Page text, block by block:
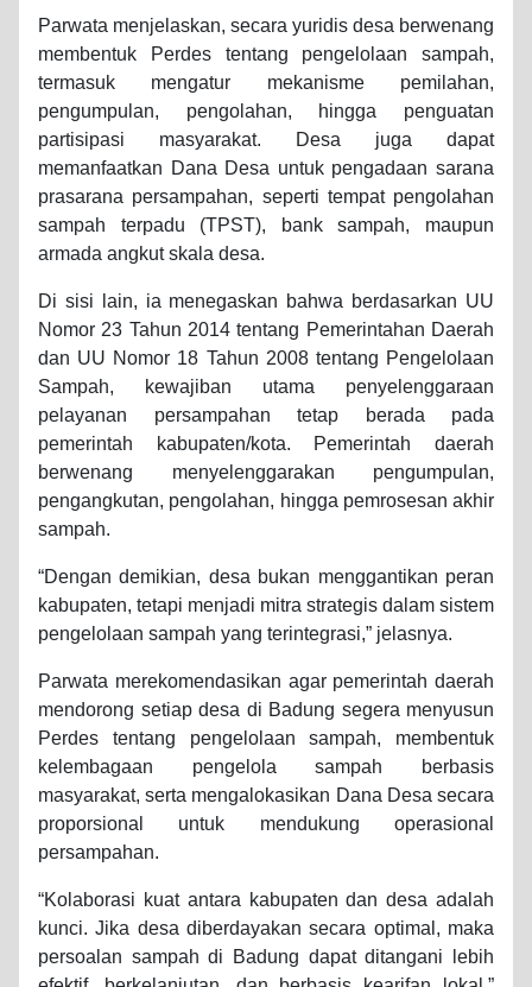
Parwata menjelaskan, secara yuridis desa berwenang
membentuk Perdes tentang pengelolaan sampah,
termasuk mengatur mekanisme pemilahan,
pengumpulan, pengolahan, hingga penguatan
partisipasi masyarakat. Desa juga dapat
memanfaatkan Dana Desa untuk pengadaan sarana
prasarana persampahan, seperti tempat pengolahan
sampah terpadu (TPST), bank sampah, maupun
armada angkut skala desa.
Di sisi lain, ia menegaskan bahwa berdasarkan UU
Nomor 23 Tahun 2014 tentang Pemerintahan Daerah
dan UU Nomor 18 Tahun 2008 tentang Pengelolaan
Sampah, kewajiban utama penyelenggaraan
pelayanan persampahan tetap berada pada
pemerintah kabupaten/kota. Pemerintah daerah
berwenang menyelenggarakan pengumpulan,
pengangkutan, pengolahan, hingga pemrosesan akhir
sampah.
“Dengan demikian, desa bukan menggantikan peran
kabupaten, tetapi menjadi mitra strategis dalam sistem
pengelolaan sampah yang terintegrasi,” jelasnya.
Parwata merekomendasikan agar pemerintah daerah
mendorong setiap desa di Badung segera menyusun
Perdes tentang pengelolaan sampah, membentuk
kelembagaan pengelola sampah berbasis
masyarakat, serta mengalokasikan Dana Desa secara
proporsional untuk mendukung operasional
persampahan.
“Kolaborasi kuat antara kabupaten dan desa adalah
kunci. Jika desa diberdayakan secara optimal, maka
persoalan sampah di Badung dapat ditangani lebih